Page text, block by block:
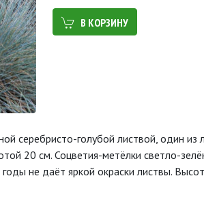
В КОРЗИНУ
серебристо-голубой листвой, один из
20 см. Соцветия-метёлки светло-
не даёт яркой окраски листвы.